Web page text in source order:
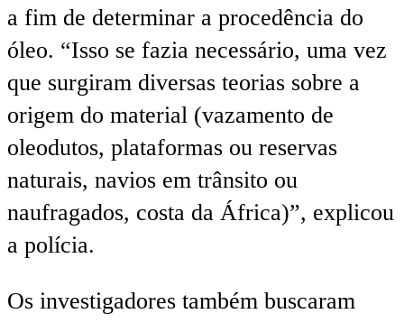
a fim de determinar a procedência do
óleo. “Isso se fazia necessário, uma vez
que surgiram diversas teorias sobre a
origem do material (vazamento de
oleodutos, plataformas ou reservas
naturais, navios em trânsito ou
naufragados, costa da África)”, explicou
a polícia.
Os investigadores também buscaram